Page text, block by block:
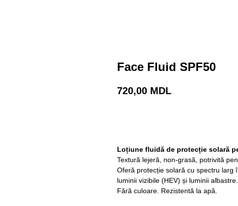
Face Fluid SPF50
720,00 MDL
Loțiune fluidă de protecție solară
Textură lejeră, non-grasă, potrivită
Oferă protecție solară cu spectru larg
luminii vizibile (HEV) și luminii albastre.
Fără culoare. Rezistentă la apă.